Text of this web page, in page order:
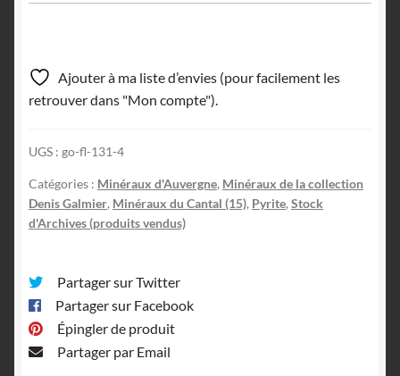
Ajouter à ma liste d’envies (pour facilement les
retrouver dans "Mon compte").
UGS : go-fl-131-4
Catégories : Minéraux d'Auvergne, Minéraux de la collection
Denis Galmier, Minéraux du Cantal (15), Pyrite, Stock
d'Archives (produits vendus)
Partager sur Twitter
Partager sur Facebook
Épingler de produit
Partager par Email